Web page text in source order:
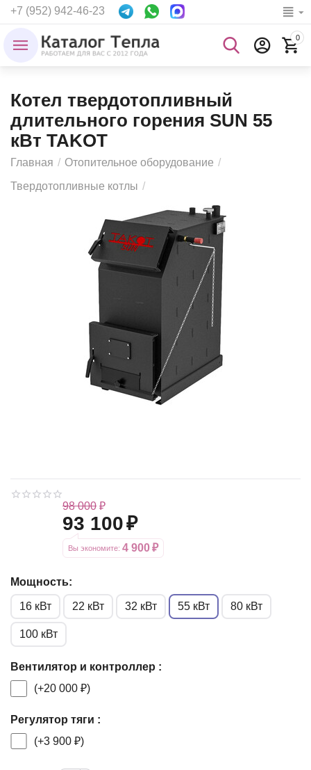
+7 (952) 942-46-23
0
Котел твердотопливный
длительного горения SUN 55
кВт TAKOT
Главная / Отопительное оборудование /
Твердотопливные котлы /
98 000 ₽
93 100₽
Вы экономите: 4 900₽
Мощность:
16 кВт 22 кВт 32 кВт 55 кВт 80 кВт
100 кВт
Вентилятор и контроллер :
(+20 000₽)
Регулятор тяги :
(+3 900₽)